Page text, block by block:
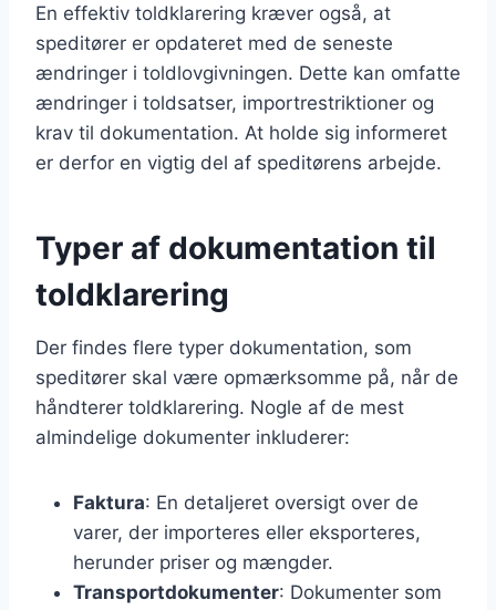
En effektiv toldklarering kræver også, at
speditører er opdateret med de seneste
ændringer i toldlovgivningen. Dette kan omfatte
ændringer i toldsatser, importrestriktioner og
krav til dokumentation. At holde sig informeret
er derfor en vigtig del af speditørens arbejde.
Typer af dokumentation til
toldklarering
Der findes flere typer dokumentation, som
speditører skal være opmærksomme på, når de
håndterer toldklarering. Nogle af de mest
almindelige dokumenter inkluderer:
Faktura: En detaljeret oversigt over de
varer, der importeres eller eksporteres,
herunder priser og mængder.
Transportdokumenter: Dokumenter som